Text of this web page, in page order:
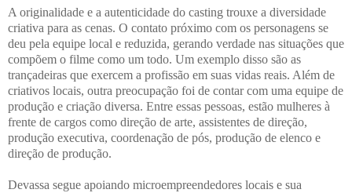
A originalidade e a autenticidade do casting trouxe a diversidade
criativa para as cenas. O contato próximo com os personagens se
deu pela equipe local e reduzida, gerando verdade nas situações que
compõem o filme como um todo. Um exemplo disso são as
trançadeiras que exercem a profissão em suas vidas reais. Além de
criativos locais, outra preocupação foi de contar com uma equipe de
produção e criação diversa. Entre essas pessoas, estão mulheres à
frente de cargos como direção de arte, assistentes de direção,
produção executiva, coordenação de pós, produção de elenco e
direção de produção.
Devassa segue apoiando microempreendedores locais e sua